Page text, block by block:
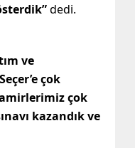
dedi.
ve
çok
çok
kazandık ve